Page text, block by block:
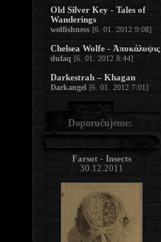
Old Silver Key - Tales of
Wanderings
wolfishness [6. 01. 2012 9:08]
Chelsea Wolfe - Ἀποκάλυψις
dufaq [6. 01. 2012 8:44]
Darkestrah – Khagan
Darkangel [6. 01. 2012 7:01]
Doporučujeme:
Farsot - Insects
30.12.2011